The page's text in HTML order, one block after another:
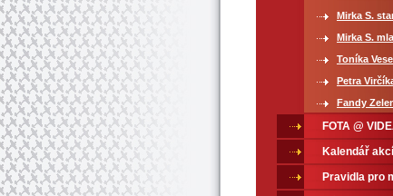
Mirka S.
Mirka S.
Toníka
Petra
Fandy
FOTA @
Kalendář
Pravidla pro